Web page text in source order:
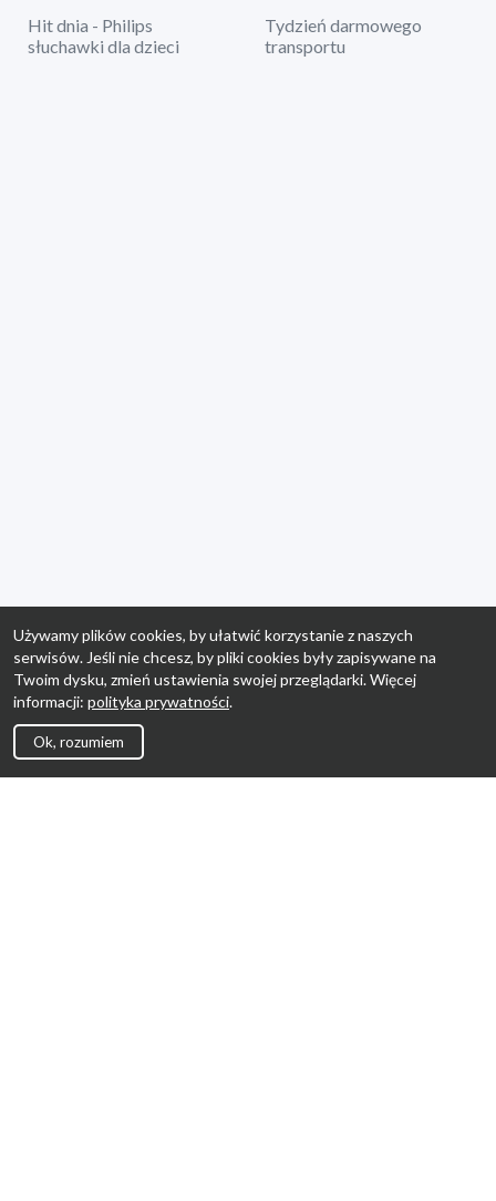
Hit dnia - Philips
słuchawki dla dzieci
Tydzień darmowego
transportu
Używamy plików cookies, by ułatwić korzystanie z naszych
serwisów. Jeśli nie chcesz, by pliki cookies były zapisywane na
Twoim dysku, zmień ustawienia swojej przeglądarki. Więcej
informacji: polityka prywatności.
Ok, rozumiem